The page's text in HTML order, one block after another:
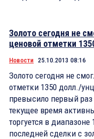
Золото сегодня не
ценовой отметки
Новости 25.10.2013 08:16
Золото сегодня не
отметки 1350 долл./
превысило первый
текущее время
торгуется в
последней сделки с